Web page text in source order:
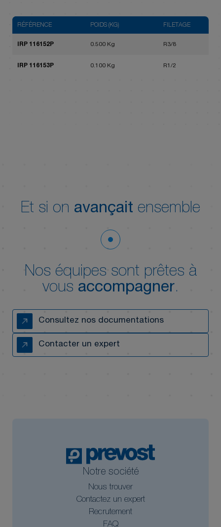
RÉFÉRENCE POIDS (KG) FILETAGE
IRP 116152P 0.500 Kg R3/8
IRP 116153P 0.100 Kg R1/2
Et si on avançait ensemble
Nos équipes sont prêtes à
vous accompagner.
Consultez nos documentations
Contacter un expert
Notre société
Nous trouver
Contactez un expert
Recrutement
FAQ